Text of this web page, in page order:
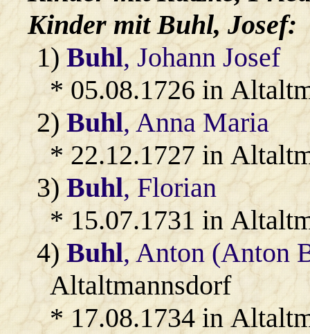
Kinder mitBuhl, Josef:
1)Buhl, Johann Josef
* 05.08.1726 in
2)Buhl, Anna Maria
* 22.12.1727 in
3)Buhl, Florian
* 15.07.1731 in
4)Buhl, Anton (Anton
Altaltmannsdorf
* 17.08.1734 in